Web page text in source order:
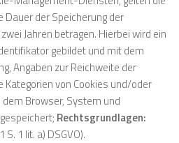
Dauer der Speicherung der
Jahren betragen. Hierbei wird ein
gebildet und mit dem
Angaben zur Reichweite der
Kategorien von Cookies und/oder
Browser, System und
Rechtsgrundlagen:
S. 1 lit. a) DSGVO).